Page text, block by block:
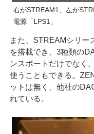
右がSTREAM1、左が
電源「LPS1」
また、STREAMシリー
を搭載でき、3種類の
ンスポートだけでなく
使うこともできる。
ットは無く、他社の
れている。